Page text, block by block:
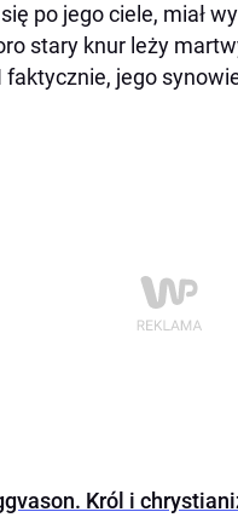
po jego ciele, miał
stary knur leży
faktycznie, jego
Król i